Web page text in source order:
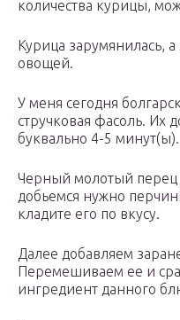
количества курицы,
Курица зарумянилась,
овощей.
У меня сегодня
стручковая фасоль. Их
буквально 4-5 минут(ы).
Черный молотый перец
добьемся нужно
кладите его по вкусу.
Далее добавляем
Перемешиваем ее и
ингредиент данного